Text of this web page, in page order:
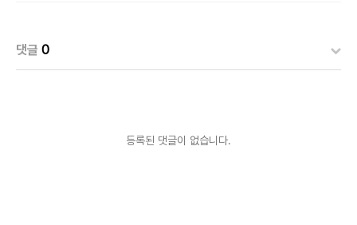
댓글 0
등록된 댓글이 없습니다.